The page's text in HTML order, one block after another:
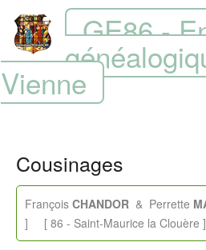
GE86 -
Vienne
Cousinages
François CHANDOR & Perrette
] [ 86 - Saint-Maurice la Clouère ]